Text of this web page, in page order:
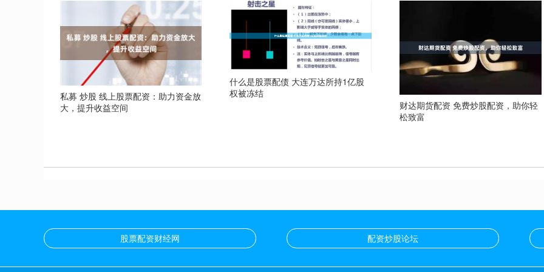
私募 炒股 线上股票配资：助力资金放
大，提升收益空间
什么是股票配债 大连万达所持1亿股
权被冻结
财达期货配资 免费炒股配资，助你轻
松致富
股票配资财经网 配资炒股论坛